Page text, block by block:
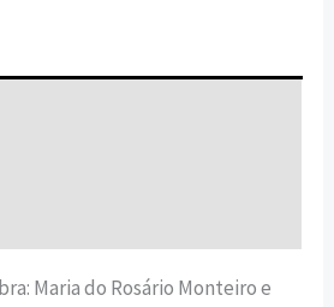
Maria do Rosário Monteiro e